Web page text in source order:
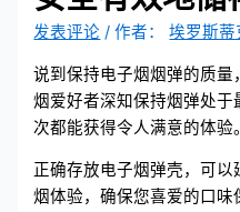
发表评论 / 作者： 埃罗斯
说到保持电子烟烟弹的质
烟爱好者深知保持烟弹处
次都能获得令人满意的体验。
正确存放电子烟弹壳，可
烟体验，确保您喜爱的口